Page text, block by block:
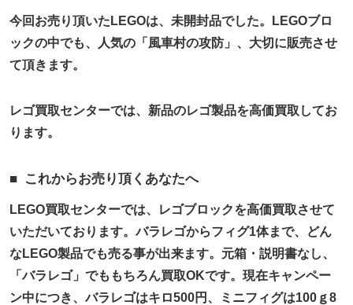
今回お売り頂いたLEGOは、未開封品でした。LEGOブロ
ックの中でも、人気の「風車村の攻防」、大切に販売させ
て頂きます。
レゴ買取センターでは、新品のレゴ製品を高価買取してお
ります。
これからお売り頂くあなたへ
LEGO買取センターでは、レゴブロックを高価買取させて
いただいております。バラレゴからフィグ1体まで、どん
なLEGO製品でも売る事が出来ます。元箱・説明書なし、
「バラレゴ」でももちろん買取OKです。現在キャンペー
ン中につき、バラレゴはキロ500円、ミニフィグは100ｇ8